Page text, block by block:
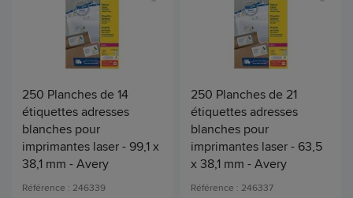
250 Planches de 14
étiquettes adresses
blanches pour
imprimantes laser - 99,1 x
38,1 mm - Avery
Référence : 246339
250 Planches de 21
étiquettes adresses
blanches pour
imprimantes laser - 63,5
x 38,1 mm - Avery
Référence : 246337